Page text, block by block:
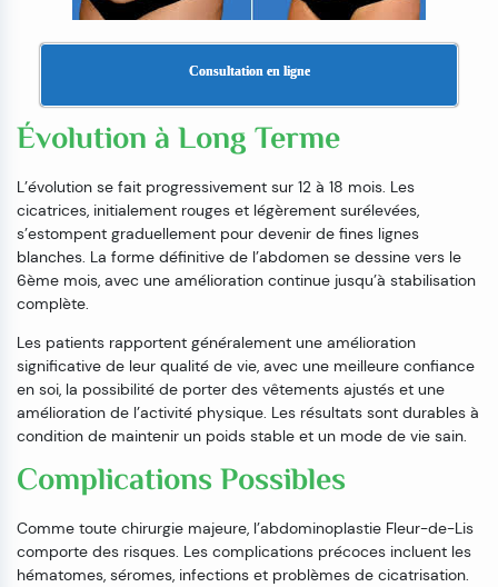
Consultation en ligne
Évolution à Long Terme
L’évolution se fait progressivement sur 12 à 18 mois. Les
cicatrices, initialement rouges et légèrement surélevées,
s’estompent graduellement pour devenir de fines lignes
blanches. La forme définitive de l’abdomen se dessine vers le
6ème mois, avec une amélioration continue jusqu’à stabilisation
complète.
Les patients rapportent généralement une amélioration
significative de leur qualité de vie, avec une meilleure confiance
en soi, la possibilité de porter des vêtements ajustés et une
amélioration de l’activité physique. Les résultats sont durables à
condition de maintenir un poids stable et un mode de vie sain.
Complications Possibles
Comme toute chirurgie majeure, l’abdominoplastie Fleur-de-Lis
comporte des risques. Les complications précoces incluent les
hématomes, séromes, infections et problèmes de cicatrisation.